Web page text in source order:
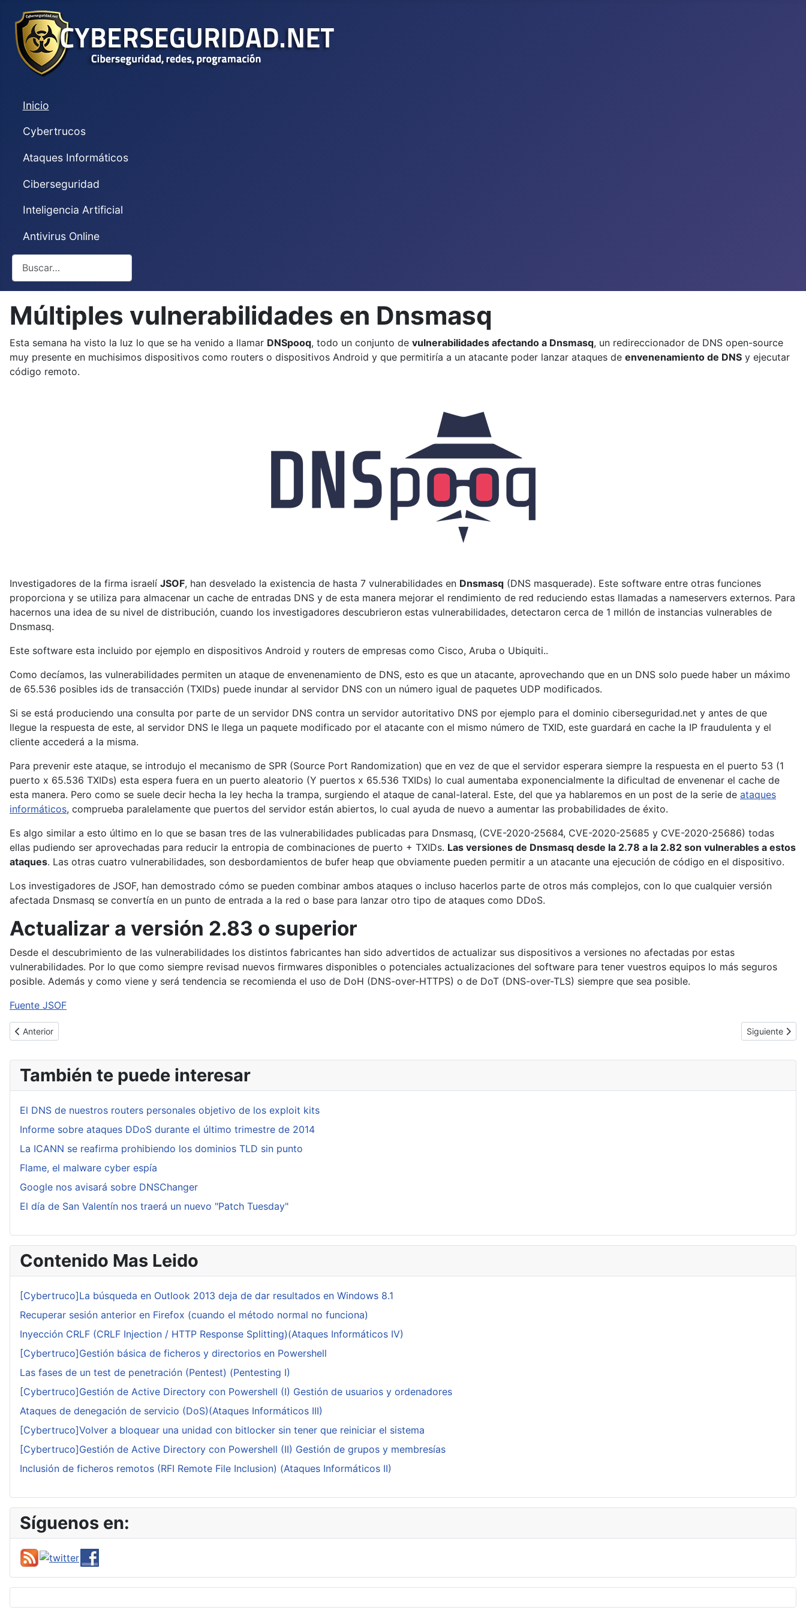
Inicio
Cybertrucos
Ataques Informáticos
Ciberseguridad
Inteligencia Artificial
Antivirus Online
Buscar
Múltiples vulnerabilidades en Dnsmasq
Esta semana ha visto la luz lo que se ha venido a llamar DNSpooq, todo un conjunto de vulnerabilidades afectando a Dnsmasq, un redireccionador de DNS open-source
muy presente en muchisimos dispositivos como routers o dispositivos Android y que permitiría a un atacante poder lanzar ataques de envenenamiento de DNS y ejecutar
código remoto.
Investigadores de la firma israelí JSOF, han desvelado la existencia de hasta 7 vulnerabilidades en Dnsmasq (DNS masquerade). Este software entre otras funciones
proporciona y se utiliza para almacenar un cache de entradas DNS y de esta manera mejorar el rendimiento de red reduciendo estas llamadas a nameservers externos. Para
hacernos una idea de su nivel de distribución, cuando los investigadores descubrieron estas vulnerabilidades, detectaron cerca de 1 millón de instancias vulnerables de
Dnsmasq.
Este software esta incluido por ejemplo en dispositivos Android y routers de empresas como Cisco, Aruba o Ubiquiti..
Como decíamos, las vulnerabilidades permiten un ataque de envenenamiento de DNS, esto es que un atacante, aprovechando que en un DNS solo puede haber un máximo
de 65.536 posibles ids de transacción (TXIDs) puede inundar al servidor DNS con un número igual de paquetes UDP modificados.
Si se está produciendo una consulta por parte de un servidor DNS contra un servidor autoritativo DNS por ejemplo para el dominio ciberseguridad.net y antes de que
llegue la respuesta de este, al servidor DNS le llega un paquete modificado por el atacante con el mismo número de TXID, este guardará en cache la IP fraudulenta y el
cliente accederá a la misma.
Para prevenir este ataque, se introdujo el mecanismo de SPR (Source Port Randomization) que en vez de que el servidor esperara siempre la respuesta en el puerto 53 (1
puerto x 65.536 TXIDs) esta espera fuera en un puerto aleatorio (Y puertos x 65.536 TXIDs) lo cual aumentaba exponencialmente la dificultad de envenenar el cache de
esta manera. Pero como se suele decir hecha la ley hecha la trampa, surgiendo el ataque de canal-lateral. Este, del que ya hablaremos en un post de la serie de ataques
informáticos, comprueba paralelamente que puertos del servidor están abiertos, lo cual ayuda de nuevo a aumentar las probabilidades de éxito.
Es algo similar a esto último en lo que se basan tres de las vulnerabilidades publicadas para Dnsmasq, (CVE-2020-25684, CVE-2020-25685 y CVE-2020-25686) todas
ellas pudiendo ser aprovechadas para reducir la entropia de combinaciones de puerto + TXIDs. Las versiones de Dnsmasq desde la 2.78 a la 2.82 son vulnerables a estos
ataques. Las otras cuatro vulnerabilidades, son desbordamientos de bufer heap que obviamente pueden permitir a un atacante una ejecución de código en el dispositivo.
Los investigadores de JSOF, han demostrado cómo se pueden combinar ambos ataques o incluso hacerlos parte de otros más complejos, con lo que cualquier versión
afectada Dnsmasq se convertía en un punto de entrada a la red o base para lanzar otro tipo de ataques como DDoS.
Actualizar a versión 2.83 o superior
Desde el descubrimiento de las vulnerabilidades los distintos fabricantes han sido advertidos de actualizar sus dispositivos a versiones no afectadas por estas
vulnerabilidades. Por lo que como siempre revisad nuevos firmwares disponibles o potenciales actualizaciones del software para tener vuestros equipos lo más seguros
posible. Además y como viene y será tendencia se recomienda el uso de DoH (DNS-over-HTTPS) o de DoT (DNS-over-TLS) siempre que sea posible.
Fuente JSOF
Artículo anterior: Doble golpe al cibercrimen
Anterior Artículo
Siguiente
También te puede interesar
El DNS de nuestros routers personales objetivo de los exploit kits
Informe sobre ataques DDoS durante el último trimestre de 2014
La ICANN se reafirma prohibiendo los dominios TLD sin punto
Flame, el malware cyber espía
Google nos avisará sobre DNSChanger
El día de San Valentín nos traerá un nuevo "Patch Tuesday"
Contenido Mas Leido
[Cybertruco]La búsqueda en Outlook 2013 deja de dar resultados en Windows 8.1
Recuperar sesión anterior en Firefox (cuando el método normal no funciona)
Inyección CRLF (CRLF Injection / HTTP Response Splitting)(Ataques Informáticos IV)
[Cybertruco]Gestión básica de ficheros y directorios en Powershell
Las fases de un test de penetración (Pentest) (Pentesting I)
[Cybertruco]Gestión de Active Directory con Powershell (I) Gestión de usuarios y ordenadores
Ataques de denegación de servicio (DoS)(Ataques Informáticos III)
[Cybertruco]Volver a bloquear una unidad con bitlocker sin tener que reiniciar el sistema
[Cybertruco]Gestión de Active Directory con Powershell (II) Gestión de grupos y membresías
Inclusión de ficheros remotos (RFI Remote File Inclusion) (Ataques Informáticos II)
Síguenos en: